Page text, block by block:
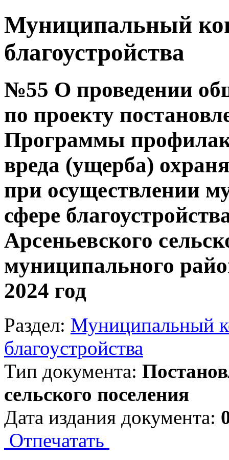
Муниципальный
благоустройства
№55 О проведении
по проекту
Программы
вреда (ущерба)
при осуществлении
сфере
Арсеньевского
муниципального
2024 год
Раздел: Муниципальный
благоустройства
Тип документа:
сельского поселения
Дата издания документа:
Отпечатать